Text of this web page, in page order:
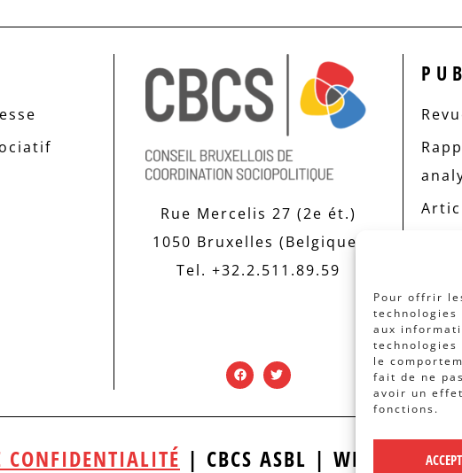
Pour offrir
aux
le
fait de ne
avoir un
fonctions.
Rue Mercelis 27 (2e ét.)
1050 Bruxelles (Belgique)
Tel. +32.2.511.89.59
CONFIDENTIALITÉ | CBCS ASBL | WEBDESIGN